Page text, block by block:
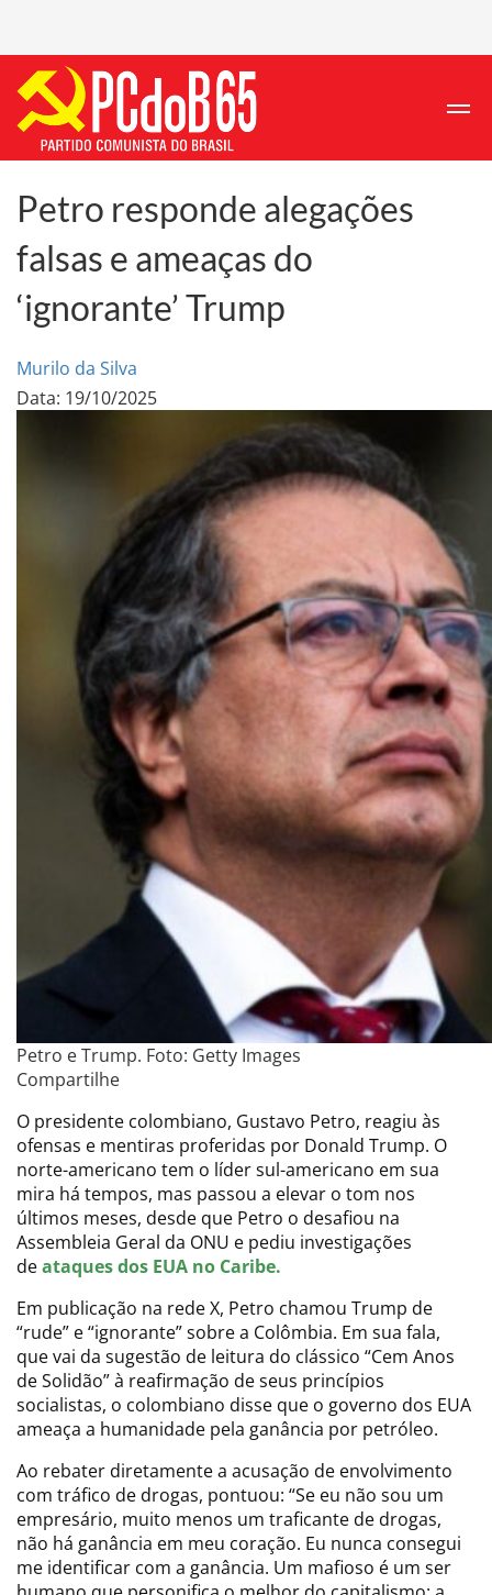
Petro responde alegações
falsas e ameaças do
‘ignorante’ Trump
Murilo da Silva
Data: 19/10/2025
Petro e Trump. Foto: Getty Images
Compartilhe
O presidente colombiano, Gustavo Petro, reagiu às
ofensas e mentiras proferidas por Donald Trump. O
norte-americano tem o líder sul-americano em sua
mira há tempos, mas passou a elevar o tom nos
últimos meses, desde que Petro o desafiou na
Assembleia Geral da ONU e pediu investigações
deataques dos EUA no Caribe.
Em publicação na rede X, Petro chamou Trump de
“rude” e “ignorante” sobre a Colômbia. Em sua fala,
que vai da sugestão de leitura do clássico “Cem Anos
de Solidão” à reafirmação de seus princípios
socialistas, o colombiano disse que o governo dos EUA
ameaça a humanidade pela ganância por petróleo.
Ao rebater diretamente a acusação de envolvimento
com tráfico de drogas, pontuou: “Se eu não sou um
empresário, muito menos um traficante de drogas,
não há ganância em meu coração. Eu nunca consegui
me identificar com a ganância. Um mafioso é um ser